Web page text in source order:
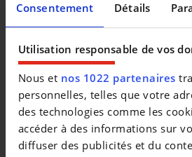
Consentement Détails
Utilisation responsable de vos
Nous et nos 1022 partenaires
personnelles, telles que votre
des technologies comme les
accéder à des informations sur
diffuser des publicités et du
TOYOTA COROLLA
SW 1.2T Navi LED Camera ACC
16.990 EUR |94.486 km